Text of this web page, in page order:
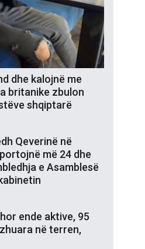
dhe kalojnë me
britanike zbulon
shqiptarë
Qeverinë në
më 24 dhe
e Asamblesë
ende aktive, 95
në terren,